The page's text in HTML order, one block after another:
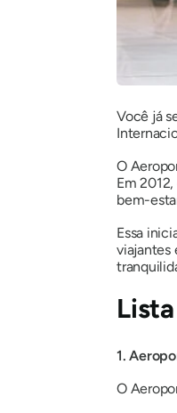
Você já
O
Em
bem-
Essa
viajantes
1.
O